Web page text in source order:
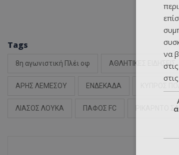
Tags
8η αγωνιστική Πλέι οφ ΑΘΛΗΤΙΚΕΣ ΕΙΔΗΣΕΙΣ
ΑΡΗΣ ΛΕΜΕΣΟΥ ΕΝΔΕΚΑΔΑ
ΛΙΑΣΟΣ ΛΟΥΚΑ ΠΑΦΟΣ FC ΡΙΚΑΡΝΤΟ
να
στις
στις